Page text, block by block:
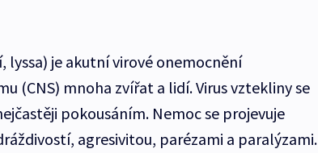
lyssa) je akutní virové onemocnění
(CNS) mnoha zvířat a lidí. Virus vztekliny se
pokousáním. Nemoc se projevuje
agresivitou, parézami a paralýzami.